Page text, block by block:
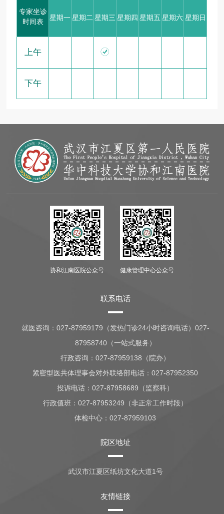
专家坐诊
时间表
星期一 星期二 星期三 星期四 星期五 星期六 星期日
上午 
下午
协和江南医院公众号 健康管理中心公众号
联系电话
就医咨询： 027-87959179（发热门诊24小时咨询电话）027-
87958740（一站式服务）
行政咨询：027-87959138（院办）
紧密型医共体理事会对外联络部电话：027-87952350
投诉电话：027-87958689（监察科）
行政值班：027-87953249（非正常工作时段）
体检中心：027-87959103
院区地址
武汉市江夏区纸坊文化大道1号
友情链接